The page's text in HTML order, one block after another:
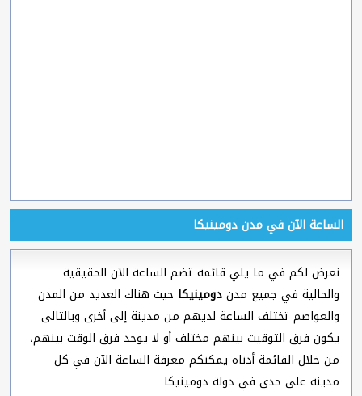
الساعة الآن في مدن دومينيكا
نعرض لكم في ما يلي قائمة تضم الساعة الآن الحقيقية
والحالية في جميع مدندومينيكا حيث هناك العديد من المدن
والعواصم تختلف الساعة لديهم من مدينة إلى أخرى وبالتالى
يكون فرق التوقيت بينهم مختلف أو لا يوجد فرق الوقت بينهم،
من خلال القائمة أدناه يمكنكم معرفة الساعة الآن في كل
مدينة على حدى في دولة دومينيكا.